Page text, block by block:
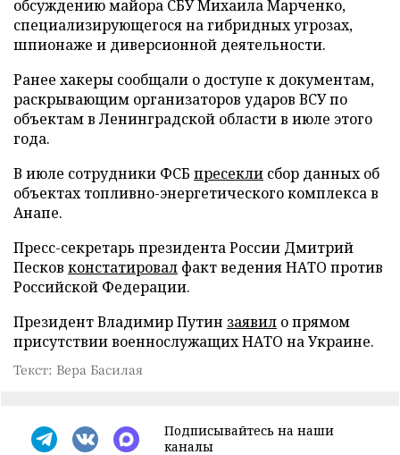
обсуждению майора СБУ Михаила Марченко,
специализирующегося на гибридных угрозах,
шпионаже и диверсионной деятельности.
Ранее хакеры сообщали о доступе к документам,
раскрывающим организаторов ударов ВСУ по
объектам в Ленинградской области в июле этого
года.
В июле сотрудники ФСБ пресекли сбор данных об
объектах топливно-энергетического комплекса в
Анапе.
Пресс-секретарь президента России Дмитрий
Песков констатировал факт ведения НАТО против
Российской Федерации.
Президент Владимир Путин заявил о прямом
присутствии военнослужащих НАТО на Украине.
Текст: Вера Басилая
Подписывайтесь на наши
каналы